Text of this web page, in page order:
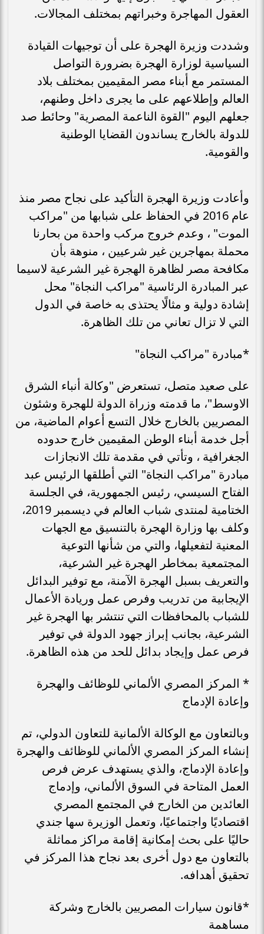
العقول المهاجرة وخبراتهم بمختلف المجالات.
وشددت وزيرة الهجرة على أن توجيهات القيادة
السياسية لوزارة الهجرة بضرورة التواصل
المستمر مع أبناء مصر المقيمين بمختلف بلاد
العالم وإطلاعهم على ما يجرى داخل وطنهم،
جعلهم اليوم "القوة الناعمة المصرية" وحائط صد
للدولة بالخارج يساندون القضايا الوطنية
والقومية.
وأعادت وزيرة الهجرة التأكيد على نجاح مصر منذ
عام 2016 في الحفاظ على شبابها من "مراكب
الموت" ، وعدم خروج مركب واحدة من بحارنا
محملة بمهاجرين غير شرعيين ، منوهة بأن
مكافحة مصر لظاهرة الهجرة غير الشرعية لاسيما
عبر المبادرة الرئاسية "مراكب النجاة" محل
إشادة دولية و مثالًا يحتذى به خاصة في الدول
التي لا تزال تعاني من تلك الظاهرة.
*مبادرة "مراكب النجاة"
على صعيد متصل، تستعرض "وكالة أنباء الشرق
الاوسط"، ما قدمته وزراة الدولة للهجرة وشئون
المصريين بالخارج خلال التسع أعوام الماضية، من
أجل خدمة أبناء الوطن المقيمين خارج حدوده
الجغرافية ، وتأتي في مقدمة تلك الانجازات
مبادرة "مراكب النجاة" التي أطلقها الرئيس عبد
الفتاح السيسي، رئيس الجمهورية، في الجلسة
الختامية لمنتدى شباب العالم في ديسمبر 2019،
وكلف بها وزارة الهجرة بالتنسيق مع الجهات
المعنية لتفعيلها، والتي من شأنها التوعية
المجتمعية بمخاطر الهجرة غير الشرعية،
والتعريف بسبل الهجرة الآمنة، مع توفير البدائل
الإيجابية من تدريب وفرص عمل وريادة الأعمال
للشباب بالمحافظات التي تنتشر بها الهجرة غير
الشرعية، بجانب إبراز جهود الدولة في توفير
فرص عمل وإيجاد بدائل للحد من هذه الظاهرة.
* المركز المصري الألماني للوظائف والهجرة
وإعادة الإدماج
وبالتعاون مع الوكالة الألمانية للتعاون الدولي، تم
إنشاء المركز المصري الألماني للوظائف والهجرة
وإعادة الإدماج، والذي يستهدف عرض فرص
العمل المتاحة في السوق الألماني، وإدماج
العائدين من الخارج في المجتمع المصري
اقتصاديًا واجتماعيًا، وتعمل الوزيرة سها جندي
حاليًا على بحث إمكانية إقامة مراكز مماثلة
بالتعاون مع دول أخرى بعد نجاح هذا المركز في
تحقيق أهدافه.
*قانون سيارات المصريين بالخارج وشركة
مساهمة